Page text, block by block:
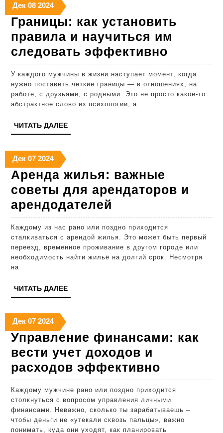
день
Дек08.12.2024
0808.12.2024
202408.12.2024
Границы: как установить
правила и научиться им
следовать эффективно
как
правила
У каждого мужчины в жизни наступает момент, когда
нужно поставить четкие границы — в отношениях, на
работе, с друзьями, с родными. Это не просто какое-то
абстрактное слово из психологии, а
ЧИТАТЬ ДАЛЕЕЧИТАТЬ
ДАЛЕЕ
Дек07.12.2024
0707.12.2024
202407.12.2024
Аренда жилья: важные
советы для арендаторов и
арендодателей
жилья:
важные
советы
для
Каждому из нас рано или поздно приходится
сталкиваться с арендой жилья. Это может быть первый
переезд, временное проживание в другом городе или
необходимость найти жильё на долгий срок. Несмотря
на
ЧИТАТЬ ДАЛЕЕЧИТАТЬ
ДАЛЕЕ
Дек07.12.2024
0707.12.2024
202407.12.2024
Управление финансами: как
вести учет доходов и
расходов эффективно
как
вести
учет
Каждому мужчине рано или поздно приходится
столкнуться с вопросом управления личными
финансами. Неважно, сколько ты зарабатываешь –
чтобы деньги не «утекали сквозь пальцы», важно
понимать, куда они уходят, как планировать